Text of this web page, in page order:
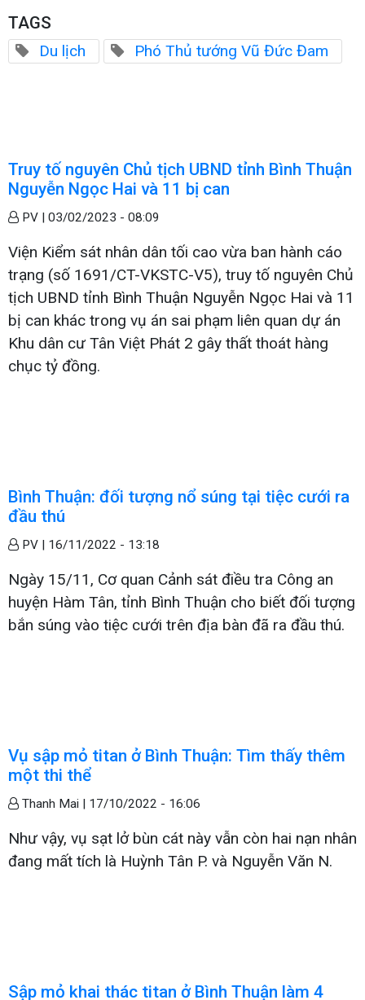
TAGS
Du lịch Phó Thủ tướng Vũ Đức Đam
Truy tố nguyên Chủ tịch UBND tỉnh Bình Thuận
Nguyễn Ngọc Hai và 11 bị can
PV | 03/02/2023 - 08:09
Viện Kiểm sát nhân dân tối cao vừa ban hành cáo
trạng (số 1691/CT-VKSTC-V5), truy tố nguyên Chủ
tịch UBND tỉnh Bình Thuận Nguyễn Ngọc Hai và 11
bị can khác trong vụ án sai phạm liên quan dự án
Khu dân cư Tân Việt Phát 2 gây thất thoát hàng
chục tỷ đồng.
Bình Thuận: đối tượng nổ súng tại tiệc cưới ra
đầu thú
PV | 16/11/2022 - 13:18
Ngày 15/11, Cơ quan Cảnh sát điều tra Công an
huyện Hàm Tân, tỉnh Bình Thuận cho biết đối tượng
bắn súng vào tiệc cưới trên địa bàn đã ra đầu thú.
Vụ sập mỏ titan ở Bình Thuận: Tìm thấy thêm
một thi thể
Thanh Mai | 17/10/2022 - 16:06
Như vậy, vụ sạt lở bùn cát này vẫn còn hai nạn nhân
đang mất tích là Huỳnh Tân P. và Nguyễn Văn N.
Sập mỏ khai thác titan ở Bình Thuận làm 4